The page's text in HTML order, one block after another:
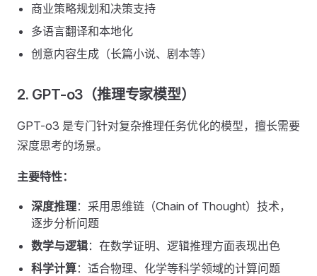
商业策略规划和决策支持
多语言翻译和本地化
创意内容生成（长篇小说、剧本等）
2. GPT-o3（推理专家模型）
GPT-o3 是专门针对复杂推理任务优化的模型，擅长需要
深度思考的场景。
主要特性：
深度推理：采用思维链（Chain of Thought）技术，
逐步分析问题
数学与逻辑：在数学证明、逻辑推理方面表现出色
科学计算：适合物理、化学等科学领域的计算问题